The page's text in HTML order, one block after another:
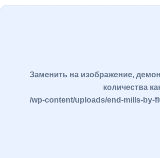
Заменить на изображение,
количества
/wp-content/uploads/end-mills-by-